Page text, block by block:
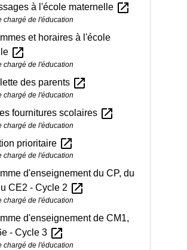
à l'école maternelle open_in_new
chargé de l'éducation
et horaires à l'école
open_in_new
chargé de l'éducation
des parents open_in_new
chargé de l'éducation
fournitures scolaires open_in_new
chargé de l'éducation
prioritaire open_in_new
chargé de l'éducation
d'enseignement du CP, du
CE2 - Cycle 2 open_in_new
chargé de l'éducation
d'enseignement de CM1,
- Cycle 3 open_in_new
chargé de l'éducation